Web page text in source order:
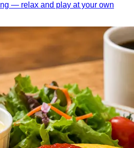
— relax and play at your own